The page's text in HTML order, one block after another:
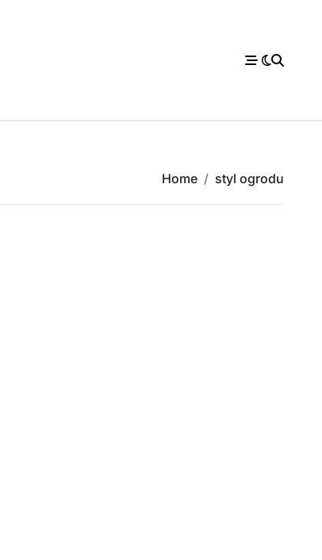
Home styl ogrodu